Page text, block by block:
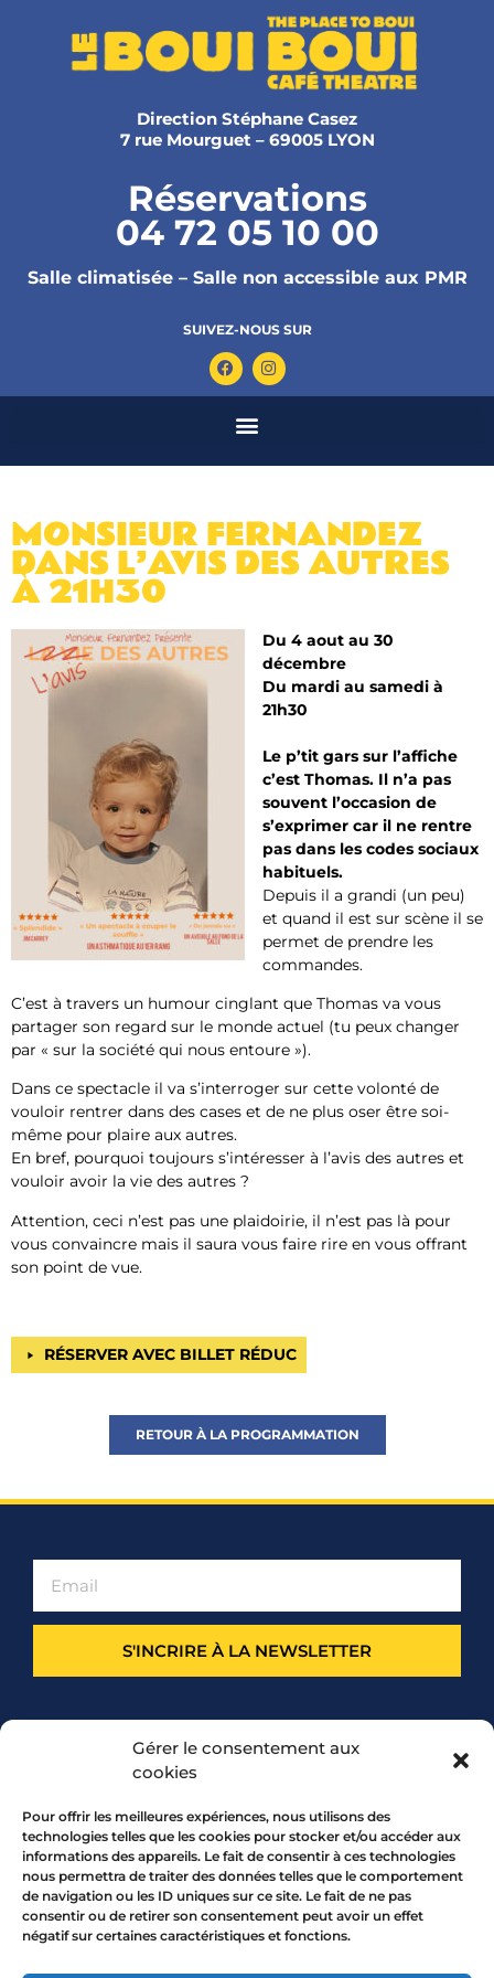
Gérer le consentement aux
cookies
Pour offrir les meilleures expériences, nous utilisons des
technologies telles que les cookies pour stocker et/ou accéder aux
informations des appareils. Le fait de consentir à ces technologies
nous permettra de traiter des données telles que le comportement
de navigation ou les ID uniques sur ce site. Le fait de ne pas
consentir ou de retirer son consentement peut avoir un effet
négatif sur certaines caractéristiques et fonctions.
Direction Stéphane Casez
7 rue Mourguet – 69005 LYON
Réservations
04 72 05 10 00
Salle climatisée – Salle non accessible aux PMR
SUIVEZ-NOUS SUR
MONSIEUR FERNANDEZ
DANS L’AVIS DES AUTRES
À 21H30
Du 4 aout au 30
décembre
Du mardi au samedi à
21h30
Le p’tit gars sur l’affiche
c’est Thomas. Il n’a pas
souvent l’occasion de
s’exprimer car il ne rentre
pas dans les codes sociaux
habituels.
Depuis il a grandi (un peu)
et quand il est sur scène il se
permet de prendre les
commandes.
C’est à travers un humour cinglant que Thomas va vous
partager son regard sur le monde actuel (tu peux changer
par « sur la société qui nous entoure »).
Dans ce spectacle il va s’interroger sur cette volonté de
vouloir rentrer dans des cases et de ne plus oser être soi-
même pour plaire aux autres.
En bref, pourquoi toujours s’intéresser à l’avis des autres et
vouloir avoir la vie des autres ?
Attention, ceci n’est pas une plaidoirie, il n’est pas là pour
vous convaincre mais il saura vous faire rire en vous offrant
son point de vue.
RÉSERVER AVEC BILLET RÉDUC
RETOUR À LA PROGRAMMATION
S'INCRIRE À LA NEWSLETTER